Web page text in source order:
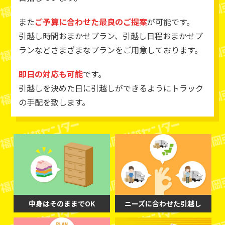
またご予算に合わせた最良のご提案が可能です。
引越し時間おまかせプラン、引越し日程おまかせプ
ランなどさまざまなプランをご用意しております。
即日の対応も可能です。
引越しを決めた日に引越しができるようにトラック
の手配を致します。
中身はそのままでOK ニーズに合わせた引越し